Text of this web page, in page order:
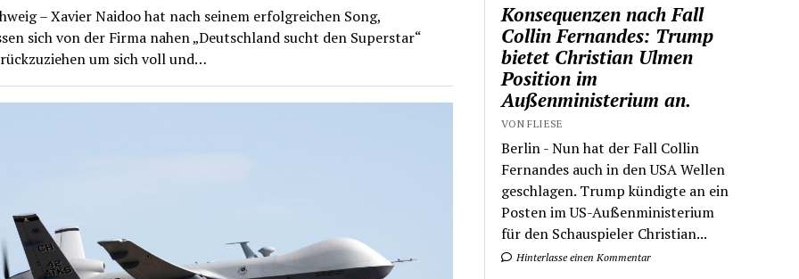
– Xavier Naidoo hat nach seinem erfolgreichen Song,
sich von der Firma nahen „Deutschland sucht den Superstar“
um sich voll und…
Konsequenzen nach Fall
Collin Fernandes: Trump
bietet Christian Ulmen
Position im
Außenministerium an.
VON FLIESE
Berlin - Nun hat der Fall Collin
Fernandes auch in den USA Wellen
geschlagen. Trump kündigte an ein
Posten im US-Außenministerium
für den Schauspieler Christian...
Hinterlasse einen Kommentar